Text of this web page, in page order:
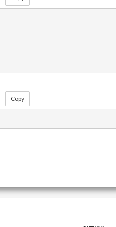
Copy